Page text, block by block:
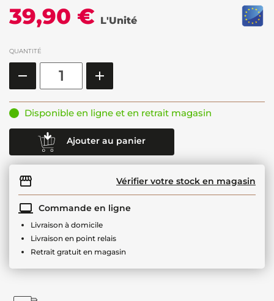
39,90 € L'Unité
QUANTITÉ
Disponible en ligne et en retrait magasin
Ajouter au panier
Vérifier votre stock en magasin
Commande en ligne
Livraison à domicile
Livraison en point relais
Retrait gratuit en magasin